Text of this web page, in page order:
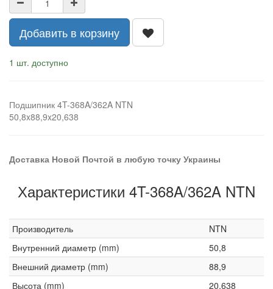
Добавить в корзину
1 шт. доступно
Подшипник 4T-368A/362A NTN
50,8x88,9x20,638
Доставка Новой Почтой в любую точку Украины
Характеристики 4T-368A/362A NTN
Производитель
NTN
Внутренний диаметр (mm)
50,8
Внешний диаметр (mm)
88,9
Высота (mm)
20,638